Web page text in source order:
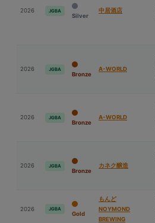
2026 JGBA
Silver
中居酒店
2026 JGBA
Bronze
A-WORLD
2026 JGBA
Bronze
A-WORLD
2026 JGBA
Bronze
カネク醸造
2026 JGBA
Gold
もんど
NOYMOND
BREWING